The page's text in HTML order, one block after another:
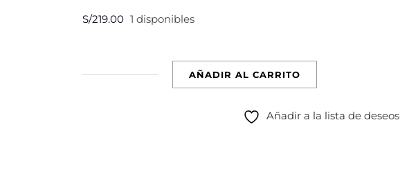
S/219.00 1 disponibles
AÑADIR AL CARRITO
Añadir a la lista de deseos